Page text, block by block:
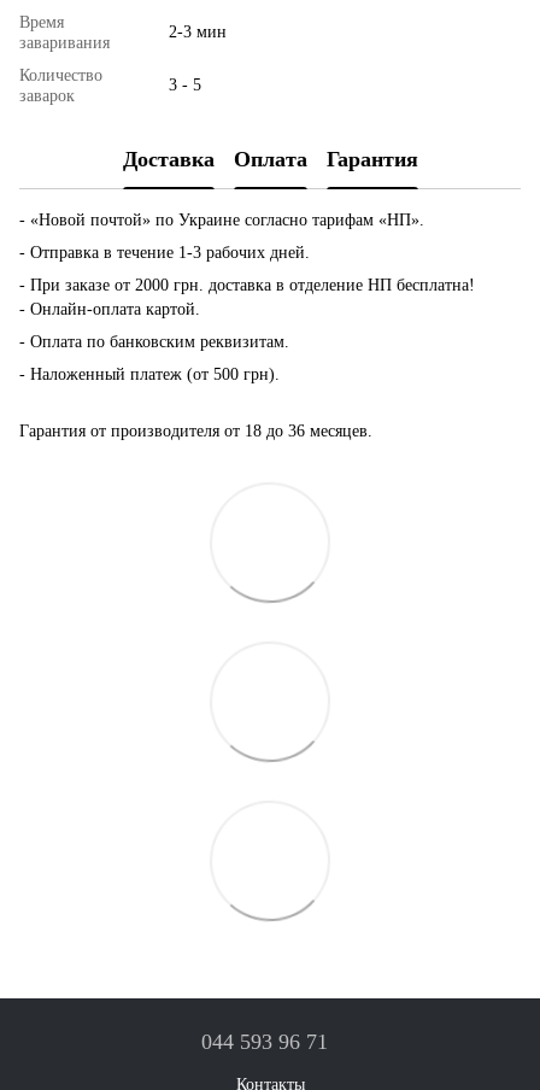
Время
заваривания
2-3 мин
Количество
заварок
3 - 5
Доставка Оплата Гарантия
- «Новой почтой» по Украине согласно тарифам «НП».
- Отправка в течение 1-3 рабочих дней.
- При заказе от 2000 грн. доставка в отделение НП бесплатна!
- Онлайн-оплата картой.
- Оплата по банковским реквизитам.
- Наложенный платеж (от 500 грн).
Гарантия от производителя от 18 до 36 месяцев.
044 593 96 71
Контакты